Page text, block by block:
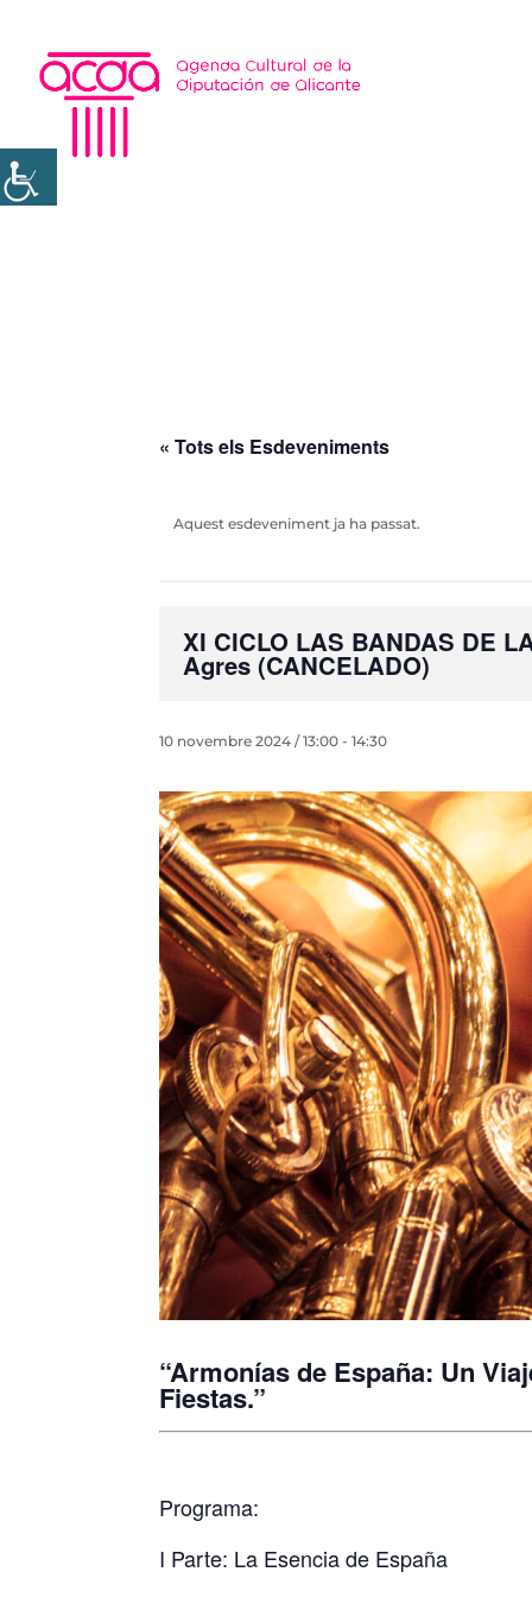
« Tots els Esdeveniments
Aquest esdeveniment ja ha passat.
XI CICLO LAS BANDAS DE
Agres (CANCELADO)
10 novembre 2024 / 13:00 -14:30
“Armonías de España: Un
Fiestas.”
Programa:
I Parte: La Esencia de España